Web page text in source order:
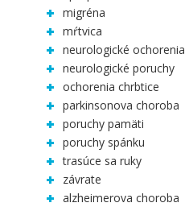
migréna
mŕtvica
neurologické ochorenia
neurologické poruchy
ochorenia chrbtice
parkinsonova choroba
poruchy pamäti
poruchy spánku
trasúce sa ruky
závrate
alzheimerova choroba